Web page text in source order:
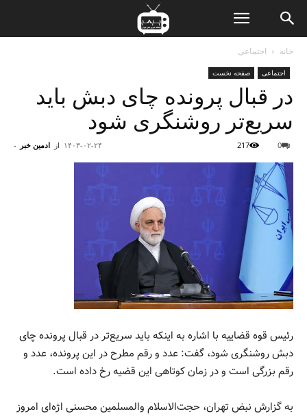
خانه اجتماعی
اجتماعی صفحه نخست
در قبال پرونده چای دبش باید
سریع‌تر روشنگری شود
از ادمین خبر - ۱۴۰۳-۰۲-۲۴ 0
217
رئیس قوه قضاییه با اشاره به اینکه باید سریع‌تر در قبال پرونده چای
دبش روشنگری شود، گفت: عدد و رقم مطرح در این پرونده، عدد و
رقم بزرگی است و در زمان کوتاهی این قضیه رخ داده است.
به گزارش نبض تهران، حجت‌الاسلام والمسلمین محسنی اژه‌ای امروز